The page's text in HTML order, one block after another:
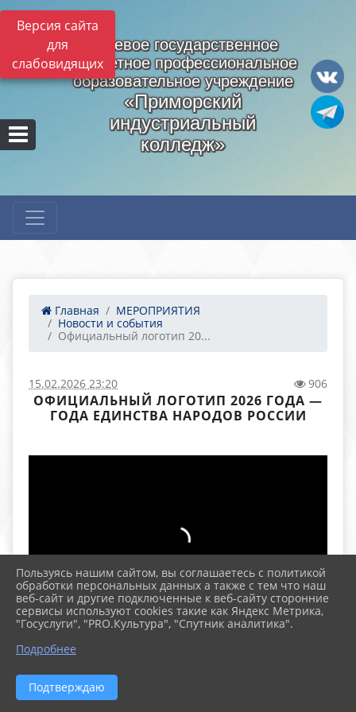
Версия сайта
для
слабовидящих
Краевое государственное
бюджетное профессиональное
образовательное учреждение
«Приморский
индустриальный
колледж»
Главная
МЕРОПРИЯТИЯ
Новости и события
Официальный логотип 20...
15.02.2026 23:20 906
ОФИЦИАЛЬНЫЙ ЛОГОТИП 2026 ГОДА —
ГОДА ЕДИНСТВА НАРОДОВ РОССИИ
Пользуясь нашим сайтом, вы соглашаетесь с политикой
обработки персональных данных а также с тем что наш
веб-сайт и другие подключенные к веб-сайту сторонние
сервисы используют cookies такие как Яндекс Метрика,
"Госуслуги", "PRO.Культура", "Спутник аналитика".
Подробнее
Подтверждаю